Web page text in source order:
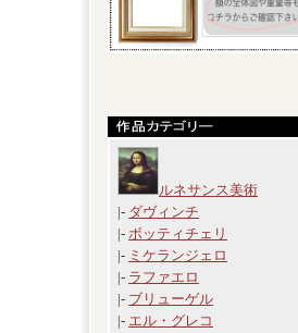
ルネサンス美術
|- ダヴィンチ
|- ボッティチェリ
|- ミケランジェロ
|- ラファエロ
|- ブリューゲル
|- エル・グレコ